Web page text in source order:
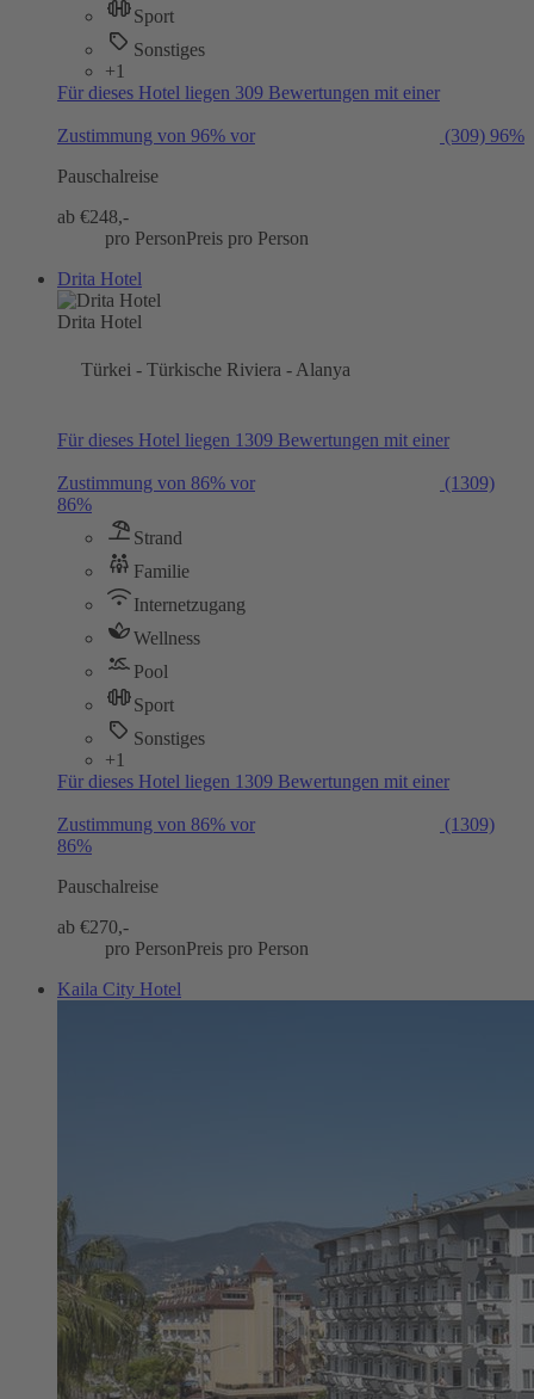
Sport
Sonstiges
+1
Für dieses Hotel liegen 309 Bewertungen mit einer
Zustimmung von 96% vor (309) 96%
Pauschalreise
ab €248,-
pro PersonPreis pro Person
Drita Hotel
Drita Hotel
Türkei - Türkische Riviera - Alanya
Für dieses Hotel liegen 1309 Bewertungen mit einer
Zustimmung von 86% vor
(1309)
86%
Strand
Familie
Internetzugang
Wellness
Pool
Sport
Sonstiges
+1
Für dieses Hotel liegen 1309 Bewertungen mit einer
Zustimmung von 86% vor
(1309)
86%
Pauschalreise
ab €270,-
pro PersonPreis pro Person
Kaila City Hotel